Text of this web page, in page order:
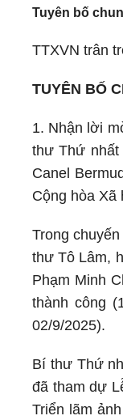
Tuyên bố
TTXVN trân
TUYÊN BỐ
1. Nhận lời
thư Thứ nhất
Canel
Cộng hòa Xã
Trong
thư Tô Lâm,
Phạm Minh
thành công
02/9/2025).
Bí thư Thứ
đã tham dự
Triển lãm